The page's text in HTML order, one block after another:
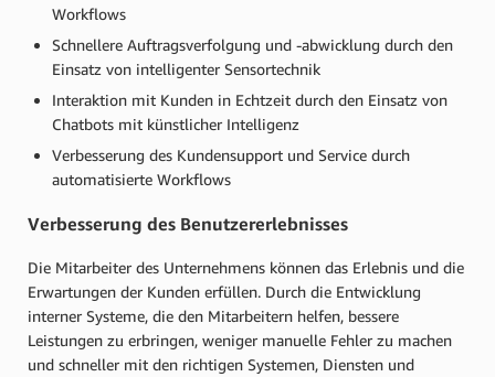
Workflows
Schnellere Auftragsverfolgung und -abwicklung durch den
Einsatz von intelligenter Sensortechnik
Interaktion mit Kunden in Echtzeit durch den Einsatz von
Chatbots mit künstlicher Intelligenz
Verbesserung des Kundensupport und Service durch
automatisierte Workflows
Verbesserung des Benutzererlebnisses
Die Mitarbeiter des Unternehmens können das Erlebnis und die
Erwartungen der Kunden erfüllen. Durch die Entwicklung
interner Systeme, die den Mitarbeitern helfen, bessere
Leistungen zu erbringen, weniger manuelle Fehler zu machen
und schneller mit den richtigen Systemen, Diensten und